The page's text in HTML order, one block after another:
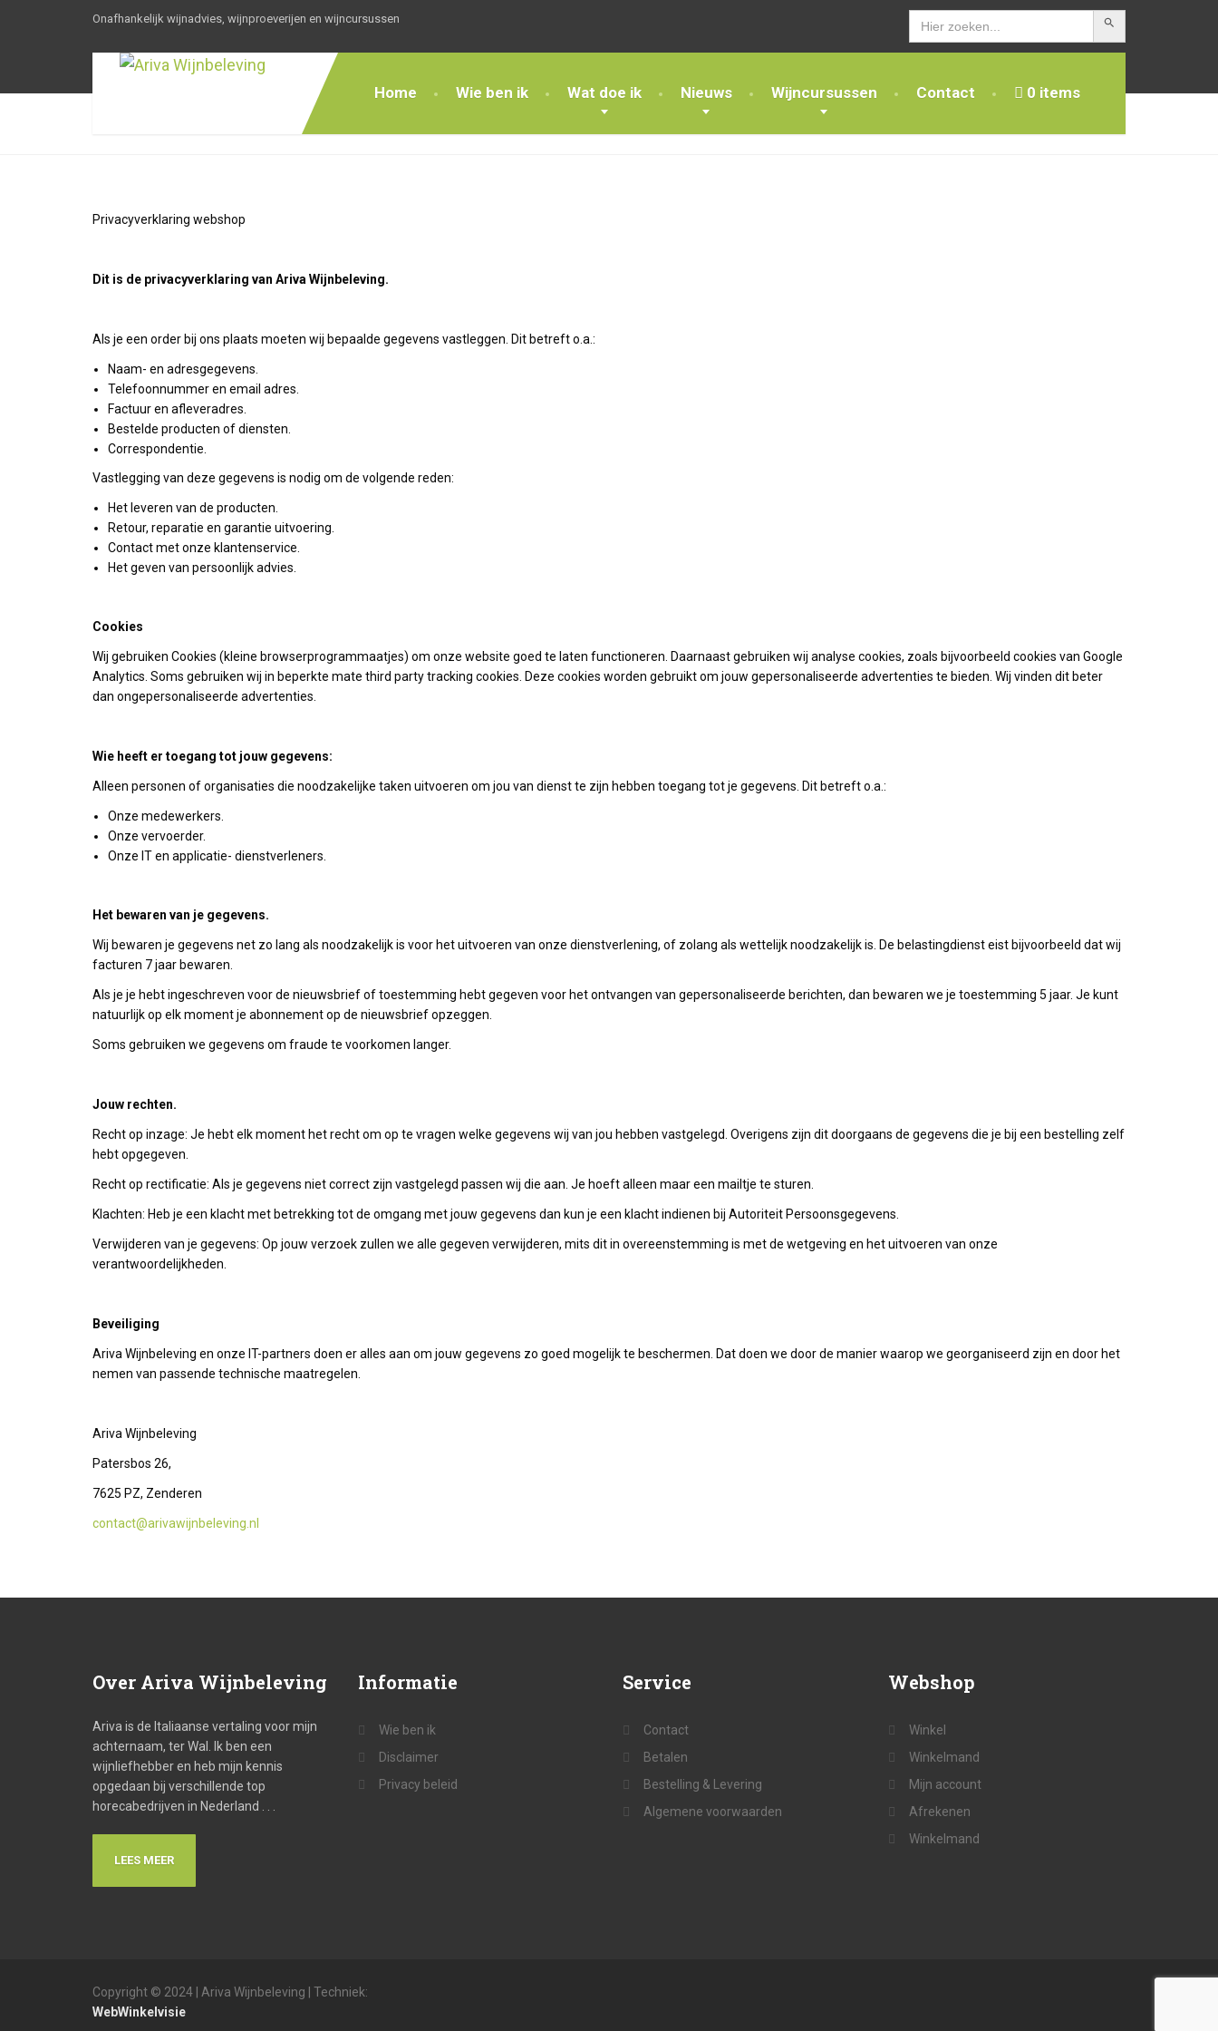
Onafhankelijk wijnadvies, wijnproeverijen en wijncursussen
Zoek
naar:
Zoekknop
Home Wie ben ik Wat doe ik Nieuws Wijncursussen Contact 0 items
Privacyverklaring webshop
Dit is de privacyverklaring van Ariva Wijnbeleving.
Als je een order bij ons plaats moeten wij bepaalde gegevens vastleggen. Dit betreft o.a.:
Naam- en adresgegevens.
Telefoonnummer en email adres.
Factuur en afleveradres.
Bestelde producten of diensten.
Correspondentie.
Vastlegging van deze gegevens is nodig om de volgende reden:
Het leveren van de producten.
Retour, reparatie en garantie uitvoering.
Contact met onze klantenservice.
Het geven van persoonlijk advies.
Cookies
Wij gebruiken Cookies (kleine browserprogrammaatjes) om onze website goed te laten functioneren. Daarnaast gebruiken wij analyse cookies, zoals bijvoorbeeld cookies van Google
Analytics. Soms gebruiken wij in beperkte mate third party tracking cookies. Deze cookies worden gebruikt om jouw gepersonaliseerde advertenties te bieden. Wij vinden dit beter
dan ongepersonaliseerde advertenties.
Wie heeft er toegang tot jouw gegevens:
Alleen personen of organisaties die noodzakelijke taken uitvoeren om jou van dienst te zijn hebben toegang tot je gegevens. Dit betreft o.a.:
Onze medewerkers.
Onze vervoerder.
Onze IT en applicatie- dienstverleners.
Het bewaren van je gegevens.
Wij bewaren je gegevens net zo lang als noodzakelijk is voor het uitvoeren van onze dienstverlening, of zolang als wettelijk noodzakelijk is. De belastingdienst eist bijvoorbeeld dat wij
facturen 7 jaar bewaren.
Als je je hebt ingeschreven voor de nieuwsbrief of toestemming hebt gegeven voor het ontvangen van gepersonaliseerde berichten, dan bewaren we je toestemming 5 jaar. Je kunt
natuurlijk op elk moment je abonnement op de nieuwsbrief opzeggen.
Soms gebruiken we gegevens om fraude te voorkomen langer.
Jouw rechten.
Recht op inzage: Je hebt elk moment het recht om op te vragen welke gegevens wij van jou hebben vastgelegd. Overigens zijn dit doorgaans de gegevens die je bij een bestelling zelf
hebt opgegeven.
Recht op rectificatie: Als je gegevens niet correct zijn vastgelegd passen wij die aan. Je hoeft alleen maar een mailtje te sturen.
Klachten: Heb je een klacht met betrekking tot de omgang met jouw gegevens dan kun je een klacht indienen bij Autoriteit Persoonsgegevens.
Verwijderen van je gegevens: Op jouw verzoek zullen we alle gegeven verwijderen, mits dit in overeenstemming is met de wetgeving en het uitvoeren van onze
verantwoordelijkheden.
Beveiliging
Ariva Wijnbeleving en onze IT-partners doen er alles aan om jouw gegevens zo goed mogelijk te beschermen. Dat doen we door de manier waarop we georganiseerd zijn en door het
nemen van passende technische maatregelen.
Ariva Wijnbeleving
Patersbos 26,
7625 PZ, Zenderen
contact@arivawijnbeleving.nl
Over Ariva Wijnbeleving
Ariva is de Italiaanse vertaling voor mijn
achternaam, ter Wal. Ik ben een
wijnliefhebber en heb mijn kennis
opgedaan bij verschillende top
horecabedrijven in Nederland . . .
LEES MEER
Informatie
Wie ben ik
Disclaimer
Privacy beleid
Service
Contact
Betalen
Bestelling & Levering
Algemene voorwaarden
Webshop
Winkel
Winkelmand
Mijn account
Afrekenen
Winkelmand
Copyright © 2024 | Ariva Wijnbeleving | Techniek:
WebWinkelvisie